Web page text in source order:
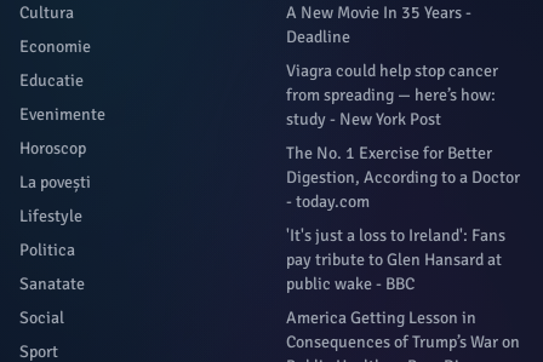
Cultura
Economie
Educatie
Evenimente
Horoscop
La povești
Lifestyle
Politica
Sanatate
Social
Sport
A New Movie In 35 Years -
Deadline
Viagra could help stop cancer
from spreading — here’s how:
study - New York Post
The No. 1 Exercise for Better
Digestion, According to a Doctor
- today.com
'It's just a loss to Ireland': Fans
pay tribute to Glen Hansard at
public wake - BBC
America Getting Lesson in
Consequences of Trump’s War on